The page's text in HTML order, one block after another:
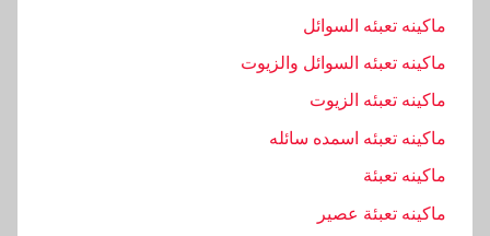
ماكينه تعبئه السوائل
ماكينه تعبئه السوائل والزيوت
ماكينه تعبئه الزيوت
ماكينه تعبئه اسمده سائله
ماكينه تعبئة
ماكينه تعبئة عصير